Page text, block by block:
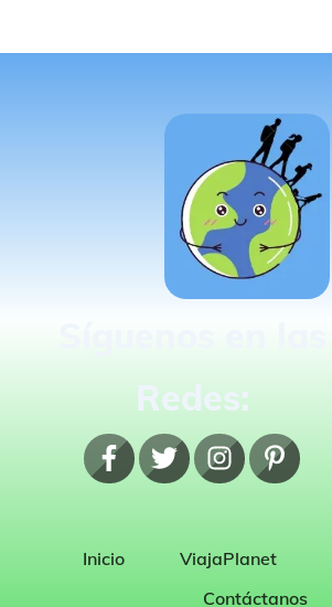
Redes:
Inicio ViajaPlanet
Contáctanos